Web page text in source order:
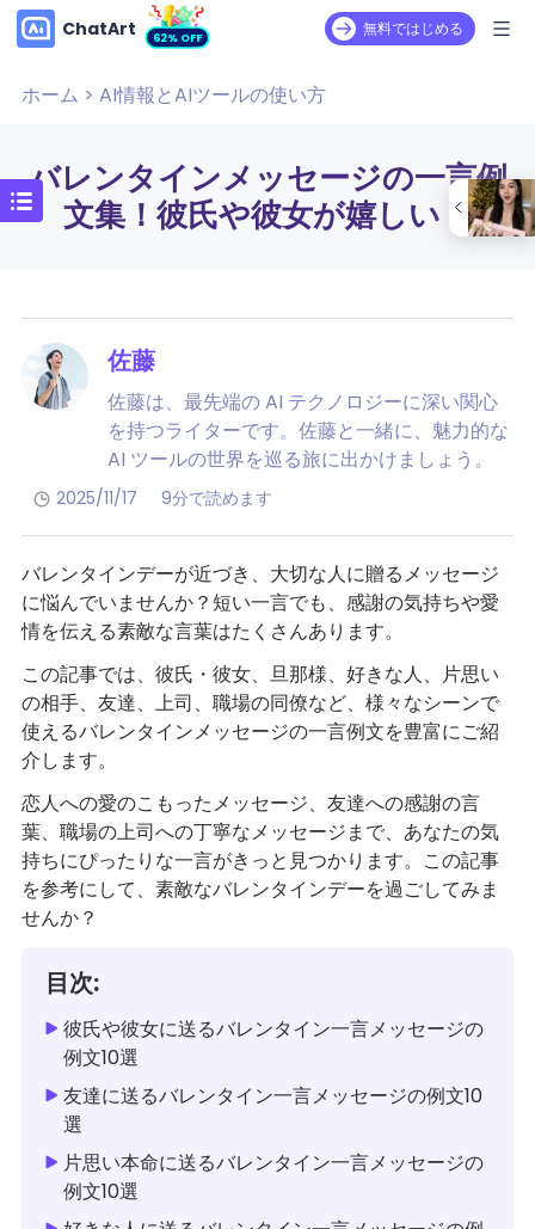
ChatArt 62% OFF 無料ではじめる
ホーム > AI情報とAIツールの使い方
バレンタインメッセージの一言例
文集！彼氏や彼女が嬉しい！
佐藤
佐藤は、最先端の AI テクノロジーに深い関心
を持つライターです。佐藤と一緒に、魅力的な
AI ツールの世界を巡る旅に出かけましょう。
2025/11/17 9分で読めます
バレンタインデーが近づき、大切な人に贈るメッセージ
に悩んでいませんか？短い一言でも、感謝の気持ちや愛
情を伝える素敵な言葉はたくさんあります。
この記事では、彼氏・彼女、旦那様、好きな人、片思い
の相手、友達、上司、職場の同僚など、様々なシーンで
使えるバレンタインメッセージの一言例文を豊富にご紹
介します。
恋人への愛のこもったメッセージ、友達への感謝の言
葉、職場の上司への丁寧なメッセージまで、あなたの気
持ちにぴったりな一言がきっと見つかります。この記事
を参考にして、素敵なバレンタインデーを過ごしてみま
せんか？
目次:
彼氏や彼女に送るバレンタイン一言メッセージの
例文10選
友達に送るバレンタイン一言メッセージの例文10
選
片思い本命に送るバレンタイン一言メッセージの
例文10選